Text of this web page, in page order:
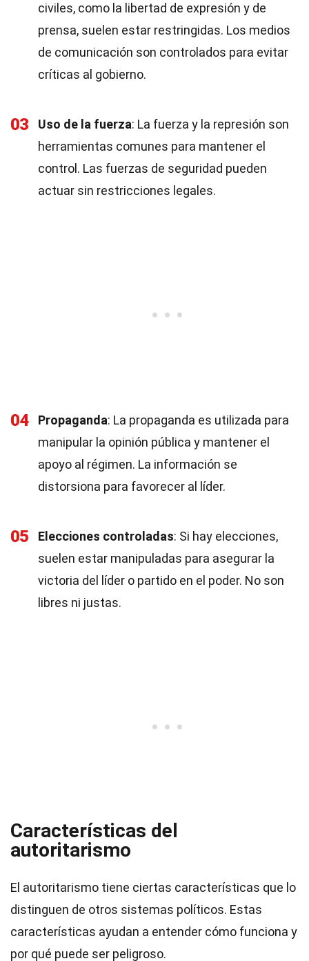
civiles, como la libertad de expresión y de
prensa, suelen estar restringidas. Los medios
de comunicación son controlados para evitar
críticas al gobierno.
03 Uso de la fuerza: La fuerza y la represión son
herramientas comunes para mantener el
control. Las fuerzas de seguridad pueden
actuar sin restricciones legales.
04 Propaganda: La propaganda es utilizada para
manipular la opinión pública y mantener el
apoyo al régimen. La información se
distorsiona para favorecer al líder.
05 Elecciones controladas: Si hay elecciones,
suelen estar manipuladas para asegurar la
victoria del líder o partido en el poder. No son
libres ni justas.
Características del
autoritarismo
El autoritarismo tiene ciertas características que lo
distinguen de otros sistemas políticos. Estas
características ayudan a entender cómo funciona y
por qué puede ser peligroso.